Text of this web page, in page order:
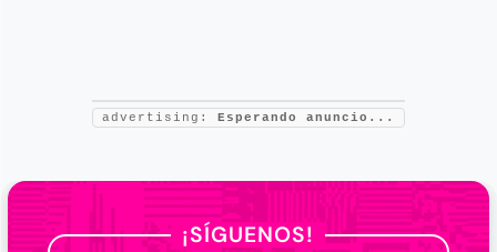
advertising: Esperando anuncio...
¡SÍGUENOS!